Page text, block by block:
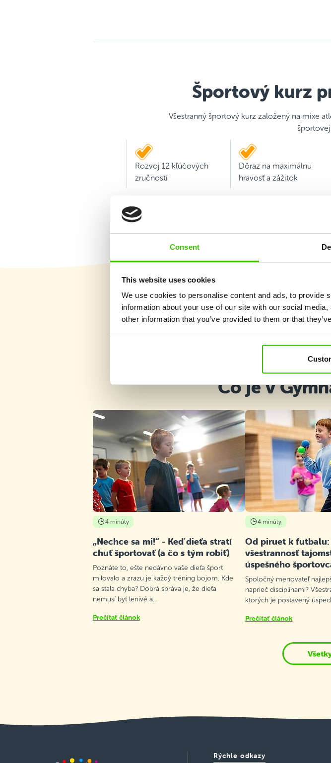
Consent
This website uses cookies
We use cookies to personalise content and ads, to provide
information about your use of our site with our social
other information that you’ve provided to them or that
Športový kurz
Všestranný športový kurz založený na mixe
Rozvoj 12 kľúčových
zručností
Dôraz na maximálnu
hravosť a zážitok
Čo je v
4 minúty
„Nechce sa mi!“ - Keď dieťa stratí
chuť športovať (a čo s tým robiť)
Poznáte to, ešte nedávno vaše dieťa šport
milovalo a zrazu je každý tréning bojom. Kde
sa stala chyba? Dobrá správa je, že dieťa
nemusí byť lenivé a…
Prečítať článok
4 minúty
Od piruet k futbalu:
všestrannosť
úspešného
Spoločný menovateľ
naprieč disciplínami?
ktorých je postavený
Prečítať článok
Rýchle odkazy